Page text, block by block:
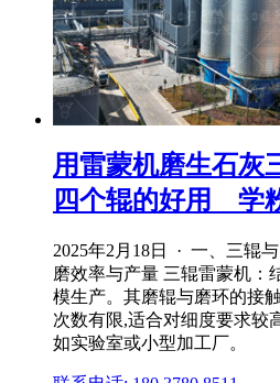
用雷蒙机磨生石灰
四个辊的好用 _ 学
2025年2月18日 · 一、三辊
磨效率与产量 三辊雷蒙机：
模生产。其磨辊与磨环的接
次数有限,适合对细度要求较
如实验室或小型加工厂。